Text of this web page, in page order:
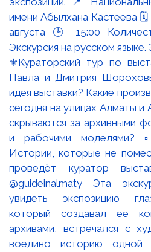
⚜️Кураторский тур по
Павла и Дмитрия
идея выставки? Какие
сегодня на улицах Алматы и
скрываются за архивными
и рабочими моделями?
Истории, которые не
проведёт куратор
@guideinalmaty Эта
увидеть экспозицию
который создавал её
архивами, встречался с
воедино историю одной